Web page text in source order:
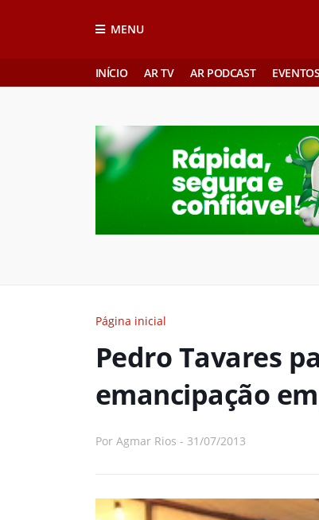
MENU
INÍCIO AR TV AR PODCAST EVENTOS
Página inicial
Pedro Tavares
Por Agmar Rios - 31/07/2013